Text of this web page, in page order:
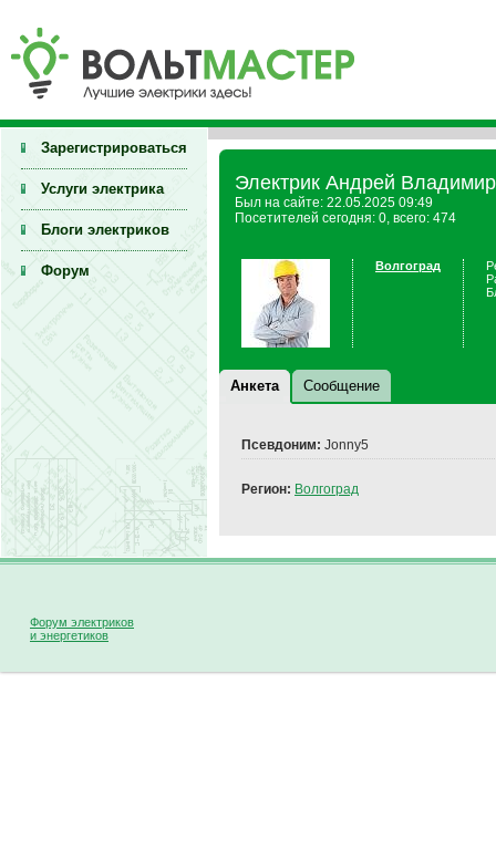
Зарегистрироваться
Услуги электрика
Блоги электриков
Форум
Электрик Андрей
Был на сайте: 22.05.2025 09:49
Посетителей сегодня: 0, всего: 474
Волгоград
Анкета Сообщение
Псевдоним: Jonny5
Регион: Волгоград
Форум электриков
и энергетиков